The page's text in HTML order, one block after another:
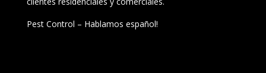
Pest Control – Hablamos español!